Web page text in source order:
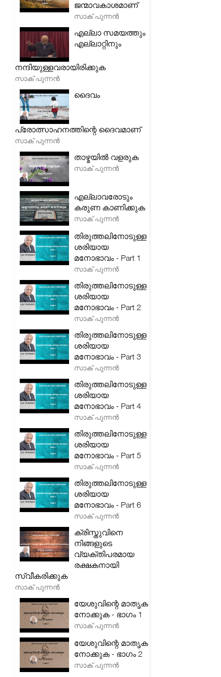
ജന്മാവകാശമാണ്
സാക് പുന്നൻ
എല്ലാ സമയത്തും
എല്ലാറ്റിനും
നന്ദിയുള്ളവരായിരിക്കുക
സാക് പുന്നൻ
ദൈവം
പ്രോത്സാഹനത്തിന്റെ ദൈവമാണ്
സാക് പുന്നൻ
താഴ്മയിൽ വളരുക
സാക് പുന്നൻ
എല്ലാവരോടും
കരുണ കാണിക്കുക
സാക് പുന്നൻ
തിരുത്തലിനോടുള്ള
ശരിയായ
മനോഭാവം - Part 1
സാക് പുന്നൻ
തിരുത്തലിനോടുള്ള
ശരിയായ
മനോഭാവം - Part 2
സാക് പുന്നൻ
തിരുത്തലിനോടുള്ള
ശരിയായ
മനോഭാവം - Part 3
സാക് പുന്നൻ
തിരുത്തലിനോടുള്ള
ശരിയായ
മനോഭാവം - Part 4
സാക് പുന്നൻ
തിരുത്തലിനോടുള്ള
ശരിയായ
മനോഭാവം - Part 5
സാക് പുന്നൻ
തിരുത്തലിനോടുള്ള
ശരിയായ
മനോഭാവം - Part 6
സാക് പുന്നൻ
ക്രിസ്തുവിനെ
നിങ്ങളുടെ
വ്യക്തിപരമായ
രക്ഷകനായി
സ്വീകരിക്കുക
സാക് പുന്നൻ
യേശുവിന്റെ മാതൃക
നോക്കുക - ഭാഗം 1
സാക് പുന്നൻ
യേശുവിന്റെ മാതൃക
നോക്കുക - ഭാഗം 2
സാക് പുന്നൻ